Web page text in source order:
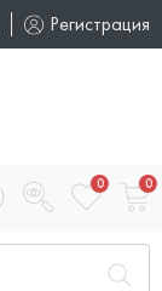
Регистрация
0 0